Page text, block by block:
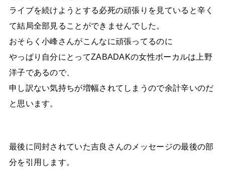
ライブを続けようとする必死の頑張りを見ていると辛く
て結局全部見ることができませんでした。
おそらく小峰さんがこんなに頑張ってるのに
やっぱり自分にとってZABADAKの女性ボーカルは上野
洋子であるので、
申し訳ない気持ちが増幅されてしまうので余計辛いのだ
と思います。
最後に同封されていた吉良さんのメッセージの最後の部
分を引用します。